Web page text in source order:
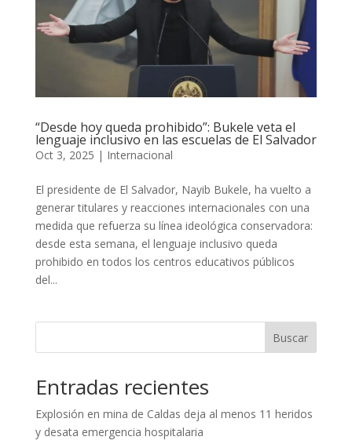
“Desde hoy queda prohibido”: Bukele veta el
lenguaje inclusivo en las escuelas de El Salvador
Oct 3, 2025 | Internacional
El presidente de El Salvador, Nayib Bukele, ha vuelto a
generar titulares y reacciones internacionales con una
medida que refuerza su línea ideológica conservadora:
desde esta semana, el lenguaje inclusivo queda
prohibido en todos los centros educativos públicos
del...
Buscar
Entradas recientes
Explosión en mina de Caldas deja al menos 11 heridos
y desata emergencia hospitalaria